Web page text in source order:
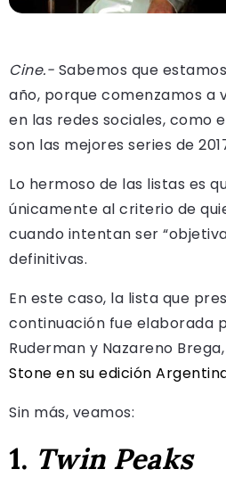
Cine.- Sabemos que
año, porque comenzamos a
en las redes sociales, como
son las mejores series de
Lo hermoso de las listas es
únicamente al criterio de
cuando intentan ser
definitivas.
En este caso, la lista que
continuación fue elaborada
Ruderman y Nazareno
Stone en su edición
Sin más, veamos:
1. Twin Peaks